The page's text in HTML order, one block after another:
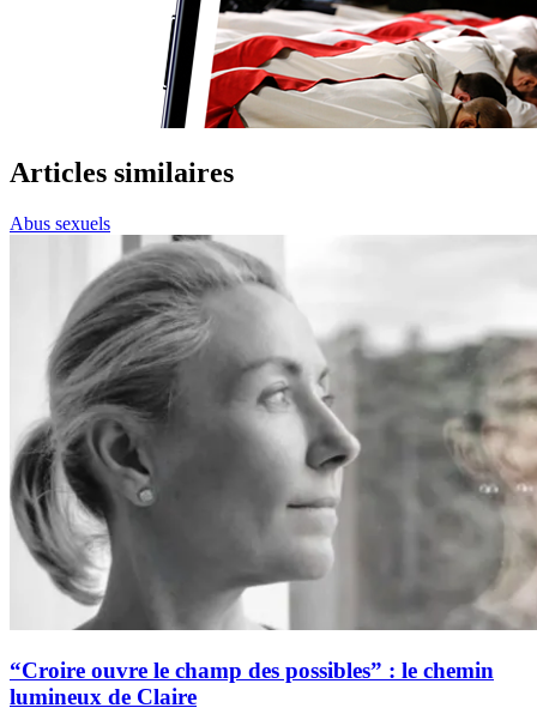
Articles similaires
Abus sexuels
“Croire ouvre le champ des possibles” : le chemin
lumineux de Claire